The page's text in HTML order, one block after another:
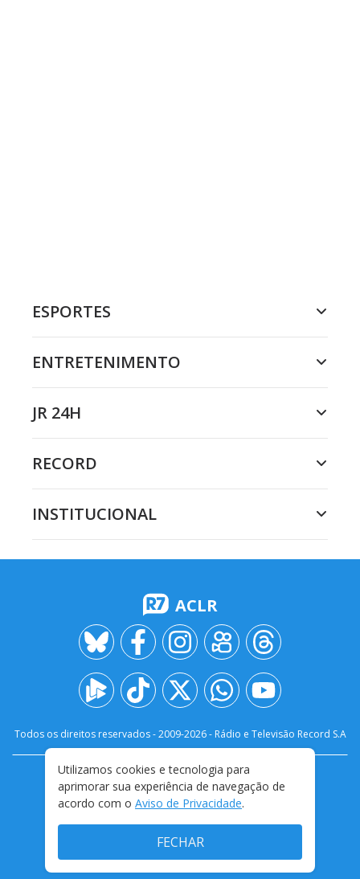
ESPORTES
ENTRETENIMENTO
JR 24H
RECORD
INSTITUCIONAL
ACLR
Todos os direitos reservados - 2009-2026- Rádio e Televisão Record S.A
FALE CONOSCO
PRIVACIDADE
TERMOS E CONDIÇÕES DE USO
Utilizamos cookies e tecnologia para
aprimorar sua experiência de navegação de
acordo com o Aviso de Privacidade.
FECHAR